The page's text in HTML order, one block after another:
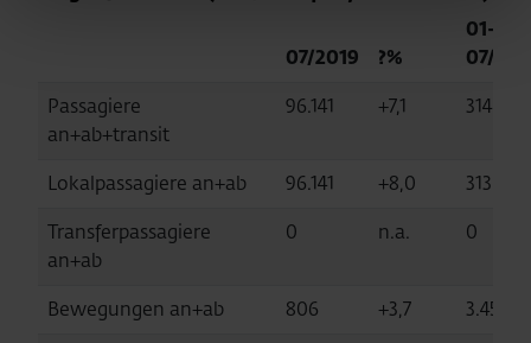
07/2019 ?%
01-
07/
Passagiere
an+ab+transit
96.141 +7,1 314.190
Lokalpassagiere an+ab 96.141 +8,0
313.933
Transferpassagiere
an+ab
0 n.a. 0
Bewegungen an+ab 806 +3,7
3.455